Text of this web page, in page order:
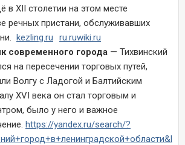
в XII столетии на этом месте
речных пристани, обслуживавших
kezling.ru
ru.ruwiki.ru
современного города — Тихвинский
на пересечении торговых путей,
Волгу с Ладогой и Балтийским
XVI века он стал торговым и
было у него и важное
https://yandex.ru/search/?